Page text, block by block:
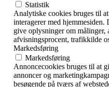
Statistik
Analytiske cookies bruges til
interagerer med
give oplysninger om målinger,
afvisningsprocent, trafikkilde
Markedsføring
Markedsføring
Annoncecookies bruges til at
annoncer og
besøgende på tværs af